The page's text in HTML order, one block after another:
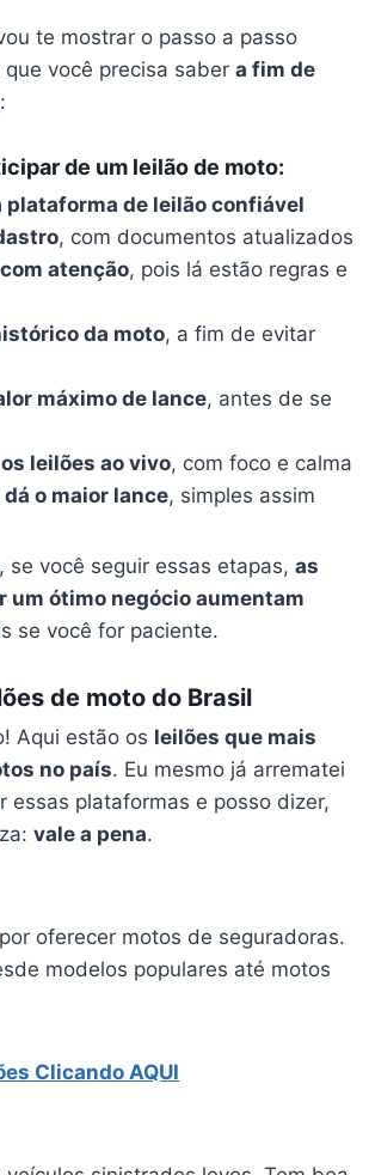
te mostrar o passo a passo
você precisa sabera fim de
:
de um leilão de moto:
plataforma de leilão confiável
, com documentos atualizados
atenção, pois lá estão regras e
da moto, a fim de evitar
máximo de lance, antes de se
leilões ao vivo, com foco e calma
o maior lance, simples assim
, se você seguir essas etapas,as
um ótimo negócio aumentam
se você for paciente.
de moto do Brasil
Aqui estão os leilões que mais
no país. Eu mesmo já arrematei
essas plataformas e posso dizer,
vale a pena.
oferecer motos de seguradoras.
modelos populares até motos
Clicando AQUI